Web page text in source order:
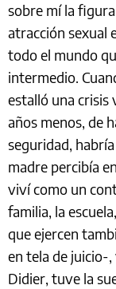
sobre mí la
atracción sexual
todo el mundo
intermedio.
estalló una crisis
años menos, de
seguridad,
madre percibía
viví como un
familia, la
que ejercen
en tela de juicio-,
Didier, tuve la